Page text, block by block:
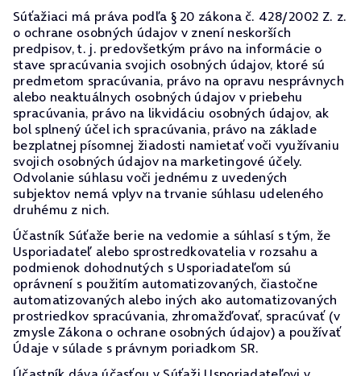
Súťažiaci má práva podľa § 20 zákona č. 428/2002 Z. z.
o ochrane osobných údajov v znení neskorších
predpisov, t. j. predovšetkým právo na informácie o
stave spracúvania svojich osobných údajov, ktoré sú
predmetom spracúvania, právo na opravu nesprávnych
alebo neaktuálnych osobných údajov v priebehu
spracúvania, právo na likvidáciu osobných údajov, ak
bol splnený účel ich spracúvania, právo na základe
bezplatnej písomnej žiadosti namietať voči využívaniu
svojich osobných údajov na marketingové účely.
Odvolanie súhlasu voči jednému z uvedených
subjektov nemá vplyv na trvanie súhlasu udeleného
druhému z nich.
Účastník Súťaže berie na vedomie a súhlasí s tým, že
Usporiadateľ alebo sprostredkovatelia v rozsahu a
podmienok dohodnutých s Usporiadateľom sú
oprávnení s použitím automatizovaných, čiastočne
automatizovaných alebo iných ako automatizovaných
prostriedkov spracúvania, zhromažďovať, spracúvať (v
zmysle Zákona o ochrane osobných údajov) a používať
Údaje v súlade s právnym poriadkom SR.